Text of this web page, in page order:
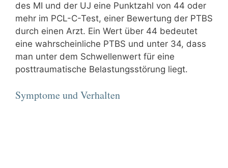
des MI und der UJ eine Punktzahl von 44 oder
mehr im PCL-C-Test, einer Bewertung der PTBS
durch einen Arzt. Ein Wert über 44 bedeutet
eine wahrscheinliche PTBS und unter 34, dass
man unter dem Schwellenwert für eine
posttraumatische Belastungsstörung liegt.
Symptome und Verhalten